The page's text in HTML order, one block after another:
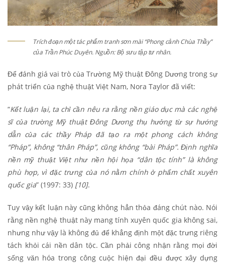
Trích đoạn một tác phẩm tranh sơn mài “Phong cảnh Chùa Thầy”
của Trần Phúc Duyên. Nguồn: Bộ sưu tập tư nhân.
Để đánh giá vai trò của Trường Mỹ thuật Đông Dương trong sự
phát triển của nghệ thuật Việt Nam, Nora Taylor đã viết:
“Kết luận lại, ta chỉ cần nêu ra rằng nền giáo dục mà các nghệ
sĩ của trường Mỹ thuật Đông Dương thụ hưởng từ sự hướng
dẫn của các thầy Pháp đã tạo ra một phong cách không
“Pháp”, không “thân Pháp”, cũng không “bài Pháp”. Định nghĩa
nền mỹ thuật Việt như nền hội họa “dân tộc tính” là không
phù hợp, vì đặc trưng của nó nằm chính ở phẩm chất xuyên
quốc gia” (1997: 33) [10].
Tuy vậy kết luận này cũng không hẳn thỏa đáng chút nào. Nói
rằng nền nghệ thuật này mang tính xuyên quốc gia không sai,
nhưng như vậy là không đủ để khẳng định một đặc trưng riêng
tách khỏi cái nền dân tộc. Cần phải công nhận rằng mọi đời
sống văn hóa trong công cuộc hiện đại đều được xây dựng